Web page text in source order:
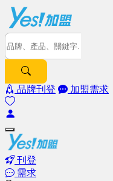
品牌刊登 加盟需求
刊登
需求